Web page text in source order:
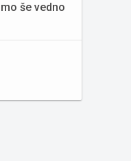
še vedno